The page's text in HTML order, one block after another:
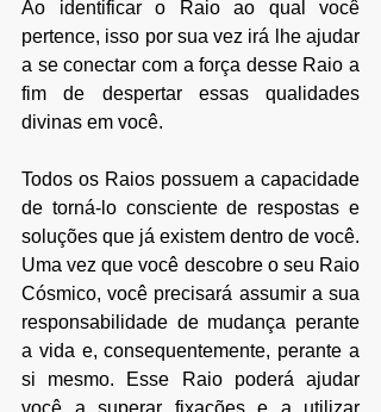
Ao identificar o Raio ao qual você
pertence, isso por sua vez irá lhe ajudar
a se conectar com a força desse Raio a
fim de despertar essas qualidades
divinas em você.
Todos os Raios possuem a capacidade
de torná-lo consciente de respostas e
soluções que já existem dentro de você.
Uma vez que você descobre o seu Raio
Cósmico, você precisará assumir a sua
responsabilidade de mudança perante
a vida e, consequentemente, perante a
si mesmo. Esse Raio poderá ajudar
você a superar fixações e a utilizar